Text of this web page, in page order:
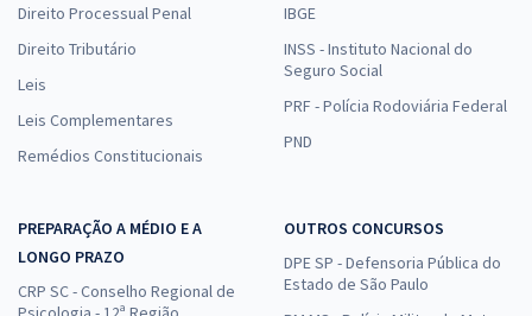
Direito Processual Penal
Direito Tributário
Leis
Leis Complementares
Remédios Constitucionais
IBGE
INSS - Instituto Nacional do
Seguro Social
PRF - Polícia Rodoviária Federal
PND
PREPARAÇÃO A MÉDIO E A
LONGO PRAZO
CRP SC - Conselho Regional de
OUTROS CONCURSOS
DPE SP - Defensoria Pública do
Estado de São Paulo